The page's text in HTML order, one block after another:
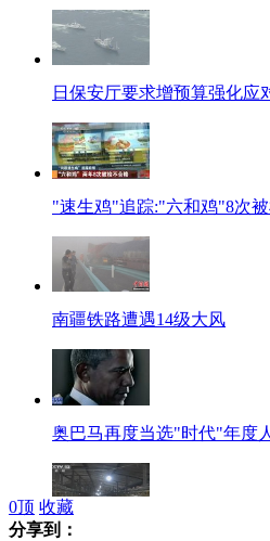
日保安厅要求增预算强化应
"速生鸡"追踪:"六和鸡"8次
南疆铁路遭遇14级大风
奥巴马再度当选"时代"年度
0顶 收藏
分享到：